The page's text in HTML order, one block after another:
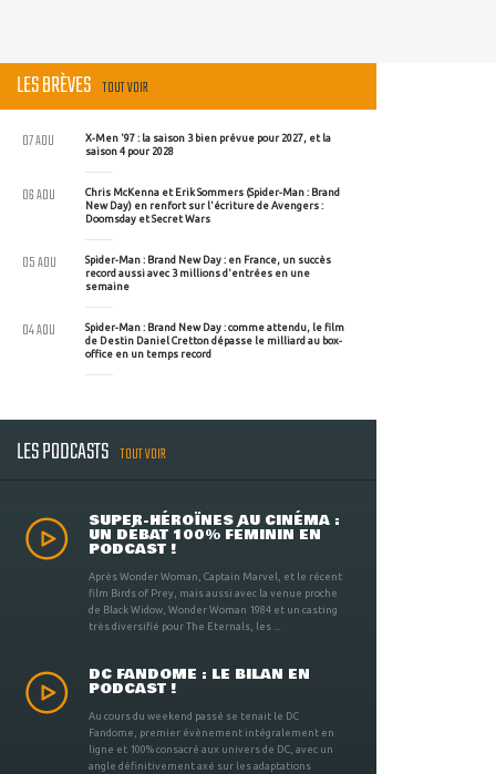
LES BRÈVES TOUT VOIR
X-Men '97 : la saison 3 bien prévue pour 2027, et la
saison 4 pour 2028
07 AOU
Chris McKenna et Erik Sommers (Spider-Man : Brand
New Day) en renfort sur l'écriture de Avengers :
Doomsday et Secret Wars
06 AOU
Spider-Man : Brand New Day : en France, un succès
record aussi avec 3 millions d'entrées en une
semaine
05 AOU
Spider-Man : Brand New Day : comme attendu, le film
de Destin Daniel Cretton dépasse le milliard au box-
office en un temps record
04 AOU
LES PODCASTS TOUT VOIR
SUPER-HÉROÏNES AU CINÉMA :
UN DÉBAT 100% FÉMININ EN
PODCAST !
Après Wonder Woman, Captain Marvel, et le récent
film Birds of Prey, mais aussi avec la venue proche
de Black Widow, Wonder Woman 1984 et un casting
très diversifié pour The Eternals, les ...
DC FANDOME : LE BILAN EN
PODCAST !
Au cours du weekend passé se tenait le DC
Fandome, premier évènement intégralement en
ligne et 100% consacré aux univers de DC, avec un
angle définitivement axé sur les adaptations